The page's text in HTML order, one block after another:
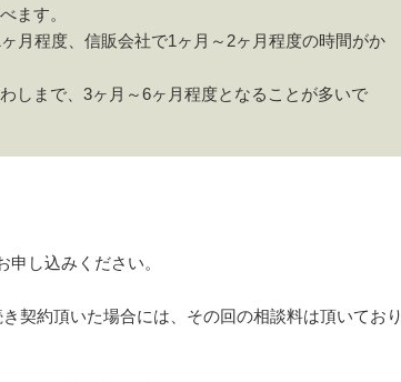
ます。
月程度、信販会社で1ヶ月～2ヶ月程度の時間がか
しまで、3ヶ月～6ヶ月程度となることが多いで
し込みください。
契約頂いた場合には、その回の相談料は頂いており